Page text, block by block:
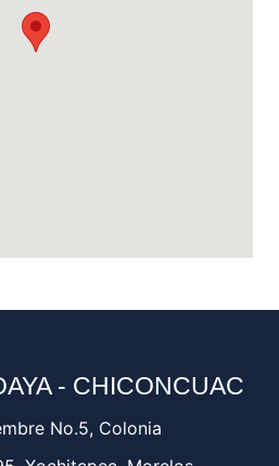
- CHICONCUAC
No.5, Colonia